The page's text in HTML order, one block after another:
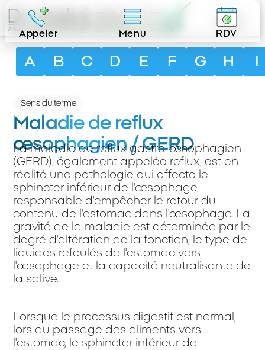
FR
Appeler Menu RDV
A B C D E F G H
Sens du terme
Maladie de reflux
œsophagien / GERD
La maladie de reflux gastro-œsophagien
(GERD), également appelée reflux, est en
réalité une pathologie qui affecte le
sphincter inférieur de l'œsophage,
responsable d'empêcher le retour du
contenu de l'estomac dans l'œsophage. La
gravité de la maladie est déterminée par le
degré d'altération de la fonction, le type de
liquides refoulés de l'estomac vers
l'œsophage et la capacité neutralisante de
la salive.
Lorsque le processus digestif est normal,
lors du passage des aliments vers
l'estomac, le sphincter inférieur de